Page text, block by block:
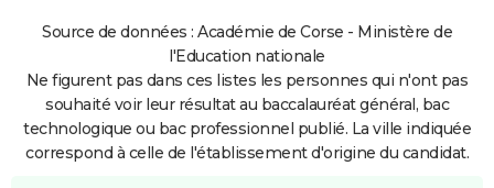
Source de données : Académie de Corse - Ministère de
l'Education nationale
Ne figurent pas dans ces listes les personnes qui n'ont pas
souhaité voir leur résultat au baccalauréat général, bac
technologique ou bac professionnel publié. La ville indiquée
correspond à celle de l'établissement d'origine du candidat.